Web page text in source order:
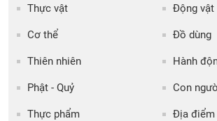
Thực vật Động vật
Cơ thể Đồ dùng
Thiên nhiên Hành
Phật - Quỷ Con
Thực phẩm Địa điểm